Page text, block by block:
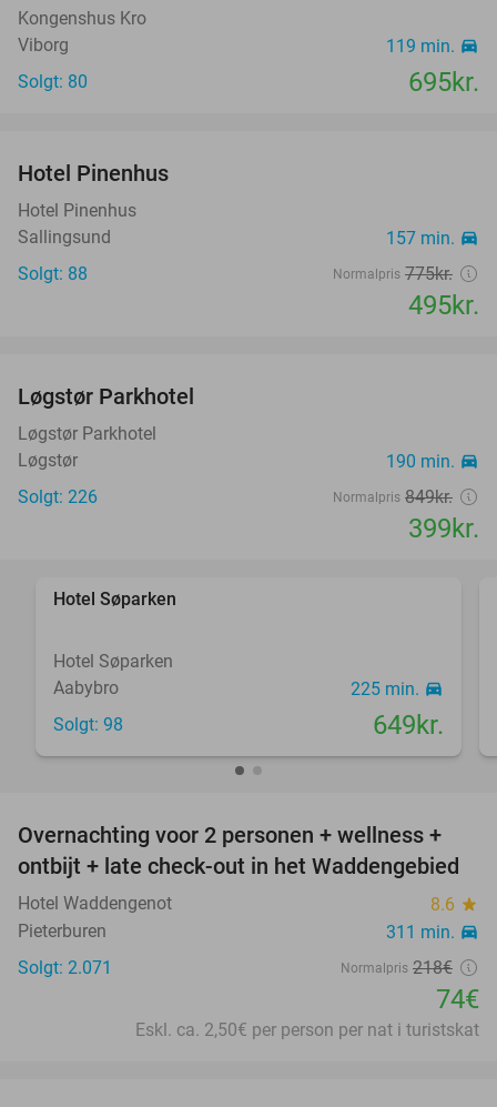
Kongenshus Kro
Viborg
119 min. directions_car
Solgt: 80 695kr.
Hotel Pinenhus
Hotel Pinenhus
Sallingsund
157 min. directions_car
Solgt: 88 Normalpris 775kr.
495kr.
Løgstør Parkhotel
Løgstør Parkhotel
Løgstør
190 min. directions_car
Solgt: 226 Normalpris 849kr.
399kr.
favorite_border
Hotel Søparken
Hotel Søparken
Aabybro
225 min. directions_car
Solgt: 98 649kr.
66%
Overnachting voor 2 personen + wellness +
ontbijt + late check-out in het Waddengebied
Hotel Waddengenot 8.6 star
Pieterburen 311 min. directions_car
Solgt: 2.071 Normalpris 218€
74€
Eskl. ca. 2,50€ per person per nat i turistskat